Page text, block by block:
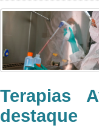
Terapias
destaque